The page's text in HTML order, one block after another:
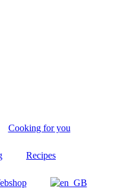
Cooking for you
Recipes